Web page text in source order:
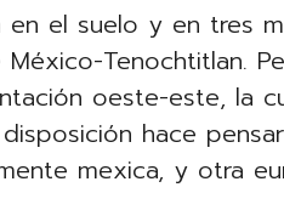
en el suelo y en tres
Tenochtitlan.
oeste-este, la
hace
mexica, y otra